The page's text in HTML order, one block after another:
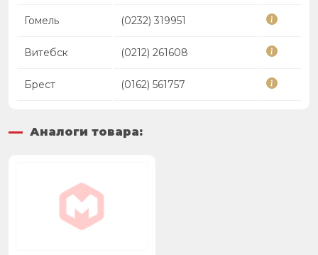
Гомель (0232) 319951
Витебск (0212) 261608
Брест (0162) 561757
Аналоги товара: